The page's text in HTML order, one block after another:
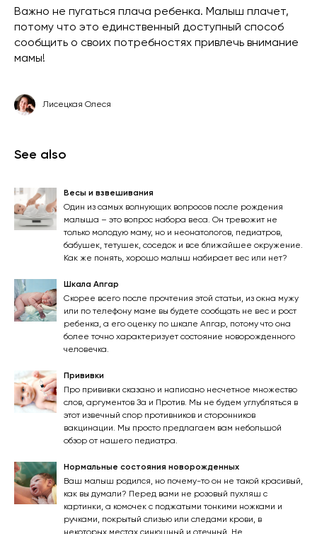
Важно не пугаться плача ребенка. Малыш плачет,
потому что это единственный доступный способ
сообщить о своих потребностях привлечь внимание
мамы!
Лисецкая Олеся
See also
Весы и взвешивания
Один из самых волнующих вопросов после рождения
малыша – это вопрос набора веса. Он тревожит не
только молодую маму, но и неонатологов, педиатров,
бабушек, тетушек, соседок и все ближайшее окружение.
Как же понять, хорошо малыш набирает вес или нет?
Шкала Апгар
Скорее всего после прочтения этой статьи, из окна мужу
или по телефону маме вы будете сообщать не вес и рост
ребенка, а его оценку по шкале Апгар, потому что она
более точно характеризует состояние новорожденного
человечка.
Прививки
Про прививки сказано и написано несчетное множество
слов, аргументов За и Против. Мы не будем углубляться в
этот извечный спор противников и сторонников
вакцинации. Мы просто предлагаем вам небольшой
обзор от нашего педиатра.
Нормальные состояния новорожденных
Ваш малыш родился, но почему-то он не такой красивый,
как вы думали? Перед вами не розовый пухляш с
картинки, а комочек с поджатыми тонкими ножками и
ручками, покрытый слизью или следами крови, в